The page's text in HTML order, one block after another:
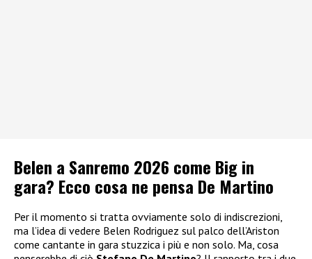
Belen a Sanremo 2026 come Big in
gara? Ecco cosa ne pensa De Martino
Per il momento si tratta ovviamente solo di indiscrezioni,
ma l’idea di vedere Belen Rodriguez sul palco dell’Ariston
come cantante in gara stuzzica i più e non solo. Ma, cosa